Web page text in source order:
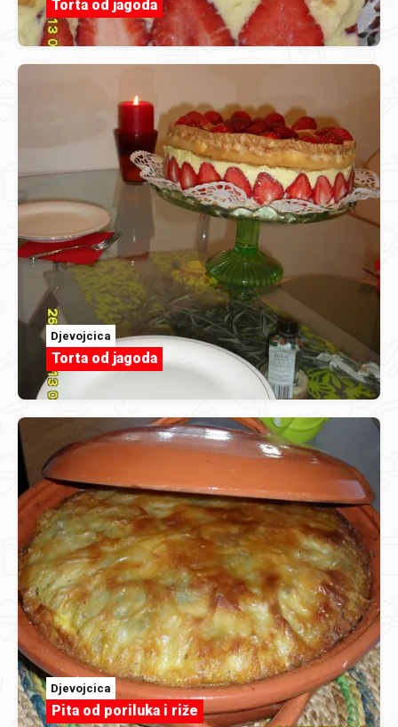
Torta od jagoda
Djevojcica
Torta od jagoda
Djevojcica
Pita od poriluka i riže